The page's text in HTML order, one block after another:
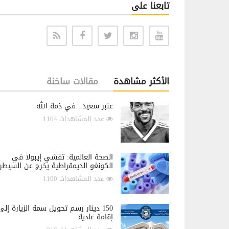
تابعنا على
الأكثر مشاهدة مقالات ساخنة
عنبر سعيد.. في ذمة الله
عدد المشاهدات 1104
الصحة العالمية: تفشي إيبولا في
الكونغو الديمقراطية يخرج عن
عدد المشاهدات 1100
150 دينار رسم تحويل سمة الزيارة
إقامة عادية